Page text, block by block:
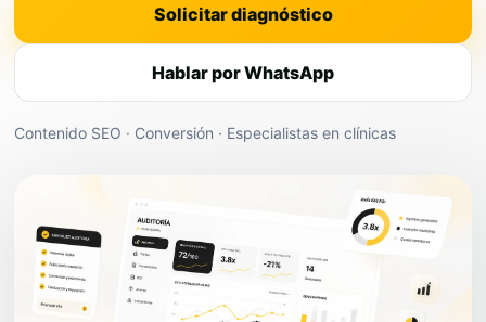
Solicitar diagnóstico
Hablar por WhatsApp
Contenido SEO · Conversión · Especialistas en clínicas